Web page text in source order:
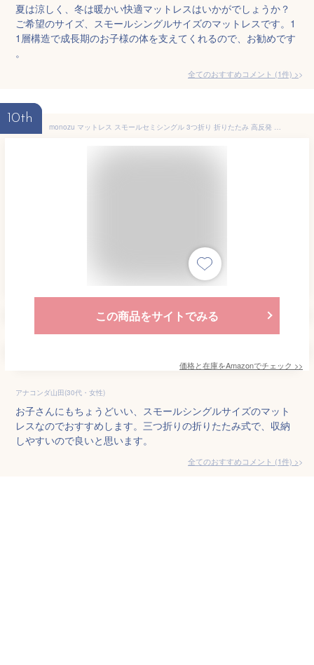
夏は涼しく、冬は暖かい快適マットレスはいかがでしょうか？
ご希望のサイズ、スモールシングルサイズのマットレスです。1
1層構造で成長期のお子様の体を支えてくれるので、お勧めです
。
全てのおすすめコメント (1件) >
10th
monozu マットレス スモールセミシングル 3つ折り 折りたたみ 高反発 竹炭消臭 厚み10cm 凸凹加工 ベロア生地 メッシュ 密度25D 硬さ180N あったか 洗えるカバー(スタンダード消臭-スモールセミシングル-グレー)
この商品をサイトでみる
価格と在庫をAmazonでチェック >>
アナコンダ山田(30代・女性)
お子さんにもちょうどいい、スモールシングルサイズのマット
レスなのでおすすめします。三つ折りの折りたたみ式で、収納
しやすいので良いと思います。
全てのおすすめコメント (1件) >